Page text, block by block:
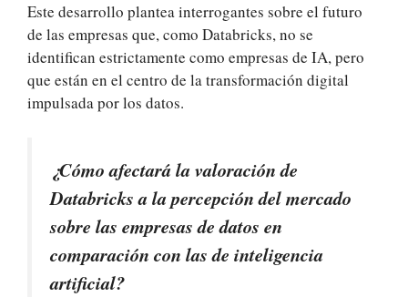
Este desarrollo plantea interrogantes sobre el futuro
de las empresas que, como Databricks, no se
identifican estrictamente como empresas de IA, pero
que están en el centro de la transformación digital
impulsada por los datos.
¿Cómo afectará la valoración de
Databricks a la percepción del mercado
sobre las empresas de datos en
comparación con las de inteligencia
artificial?